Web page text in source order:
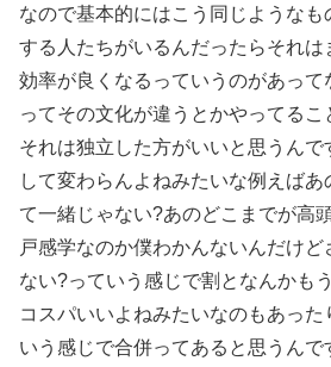
なので基本的にはこう同じような
する人たちがいるんだったらそれ
効率が良くなるっていうのがあって
ってその文化が違うとかやってる
それは独立した方がいいと思うん
して変わらんよねみたいな例えば
て一緒じゃない?あのどこまでが高
戸感学なのか僕わかんないんだけど
ない?っていう感じで割となんかも
コスパいいよねみたいなのもあった
いう感じで合併ってあると思うんで